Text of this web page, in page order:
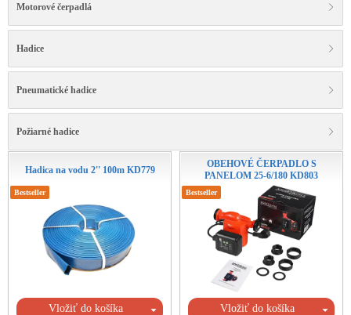
Motorové čerpadlá
Hadice
Pneumatické hadice
Požiarné hadice
Hadica na vodu 2'' 100m KD779
Bestseller
Vložiť do košíka
OBEHOVÉ ČERPADLO S
PANELOM 25-6/180 KD803
Bestseller
Vložiť do košíka